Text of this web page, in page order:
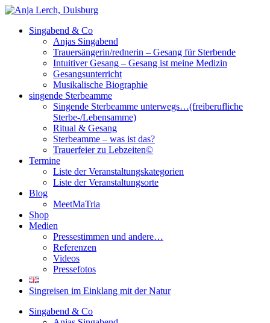
Anjas Welt
Singende Sterbeamme
Singabend & Co
Anjas Singabend
Trauersängerin/rednerin – Gesang für Sterbende
Intuitiver Gesang – Gesang ist meine Medizin
Gesangsunterricht
Musikalische Biographie
singende Sterbeamme
Singende Sterbeamme unterwegs…(freiberufliche
Sterbe-/Lebensamme)
Ritual & Gesang
Sterbeamme – was ist das?
Trauerfeier zu Lebzeiten©
Termine
Liste der Veranstaltungskategorien
Liste der Veranstaltungsorte
Blog
MeetMaTria
Shop
Medien
Pressestimmen und andere…
Referenzen
Videos
Pressefotos
Singreisen im Einklang mit der Natur
Singabend & Co